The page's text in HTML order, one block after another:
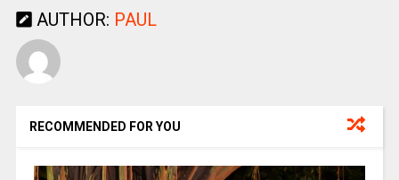
AUTHOR: PAUL
RECOMMENDED FOR YOU